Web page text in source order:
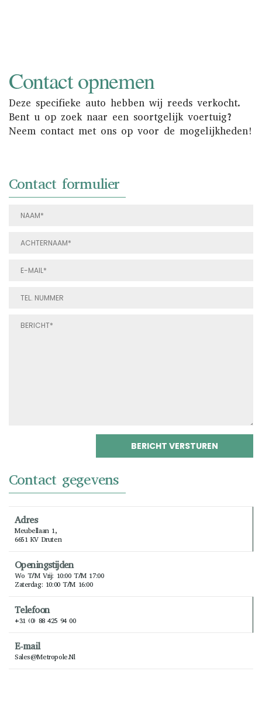
Contact opnemen
Deze specifieke auto hebben wij reeds verkocht.
Bent u op zoek naar een soortgelijk voertuig?
Neem contact met ons op voor de mogelijkheden!
Contact formulier
Contact gegevens
Adres
Meubellaan 1,
6651 KV Druten
Openingstijden
Wo T/m Vrij: 10:00 T/m 17:00
Zaterdag: 10:00 T/m 16:00
Telefoon
+31 (0) 88 425 94 00
E-mail
Sales@metropole.nl